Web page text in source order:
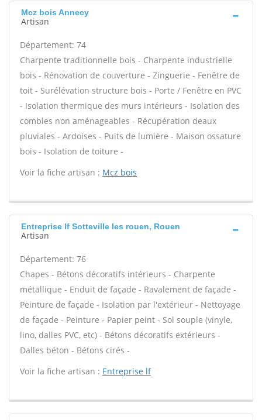
Mcz bois Annecy
Artisan
Département: 74
Charpente traditionnelle bois - Charpente industrielle
bois - Rénovation de couverture - Zinguerie - Fenêtre de
toit - Surélévation structure bois - Porte / Fenêtre en PVC
- Isolation thermique des murs intérieurs - Isolation des
combles non aménageables - Récupération deaux
pluviales - Ardoises - Puits de lumière - Maison ossature
bois - Isolation de toiture -
Voir la fiche artisan : Mcz bois
Entreprise lf Sotteville les rouen, Rouen
Artisan
Département: 76
Chapes - Bétons décoratifs intérieurs - Charpente
métallique - Enduit de façade - Ravalement de façade -
Peinture de façade - Isolation par l'extérieur - Nettoyage
de façade - Peinture - Papier peint - Sol souple (vinyle,
lino, dalles PVC, etc) - Bétons décoratifs extérieurs -
Dalles béton - Bétons cirés -
Voir la fiche artisan : Entreprise lf